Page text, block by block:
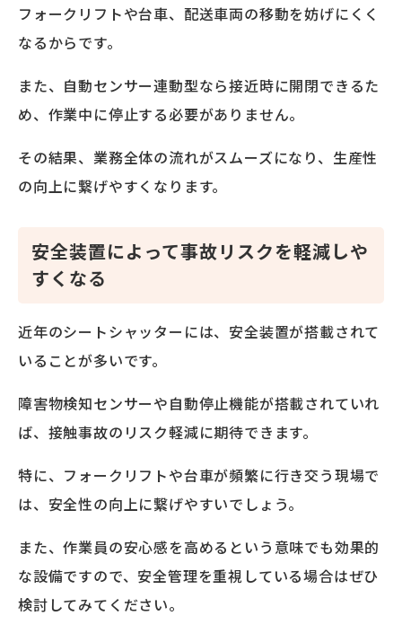
フォークリフトや台車、配送車両の移動を妨げにくく
なるからです。
また、自動センサー連動型なら接近時に開閉できるた
め、作業中に停止する必要がありません。
その結果、業務全体の流れがスムーズになり、生産性
の向上に繋げやすくなります。
安全装置によって事故リスクを軽減しや
すくなる
近年のシートシャッターには、安全装置が搭載されて
いることが多いです。
障害物検知センサーや自動停止機能が搭載されていれ
ば、接触事故のリスク軽減に期待できます。
特に、フォークリフトや台車が頻繁に行き交う現場で
は、安全性の向上に繋げやすいでしょう。
また、作業員の安心感を高めるという意味でも効果的
な設備ですので、安全管理を重視している場合はぜひ
検討してみてください。